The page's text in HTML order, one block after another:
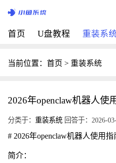
首页 U盘教程 重装系
当前位置： 首页 > 重装系统
2026年openclaw机器人使
分类于： 重装系统 回答于：2026-
# 2026年openclaw机器人使用
简介：